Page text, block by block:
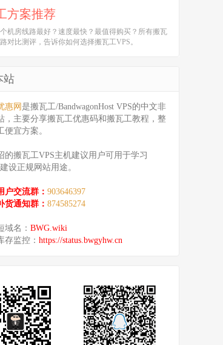
方案推荐
机房线路最好？速度最快？最值得购买？所有搬瓦
对比测评，告诉你如何选择搬瓦工VPS。
站
惠网 是搬瓦工/BandwagonHost VPS的中文非
，主要分享搬瓦工优惠码和搬瓦工教程，整
便宜方案。
的搬瓦工VPS主机建议用户可用于学习
设正规网站用途。
户交流群： 903646397
货通知群： 874585274
域名： BWG.wiki
存监控： https://status.bwgyhw.cn